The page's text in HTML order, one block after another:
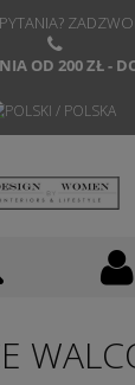
OD 200 ZŁ -